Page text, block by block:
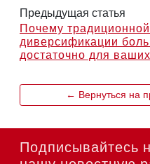
Предыдущая статья
Почему традиционной
диверсификации
достаточно для
← Вернуться на
Подписывайтесь